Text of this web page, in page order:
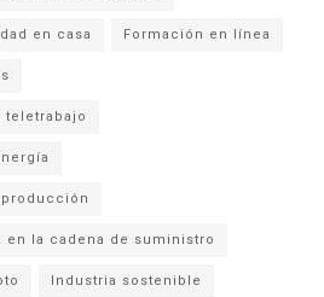
en casa Formación en línea
teletrabajo
la cadena de suministro
Industria sostenible